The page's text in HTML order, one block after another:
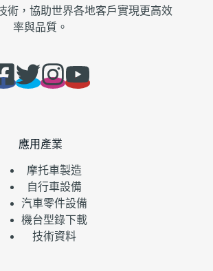
術，協助世界各地客戶實現更高效
率與品質。
應用產業
摩托車製造
自行車設備
汽車零件設備
機台型錄下載
技術資料